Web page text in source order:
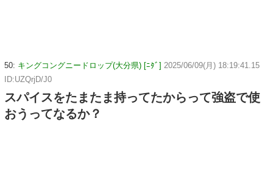
50: キングコングニードロップ(大分県) [ﾆﾀﾞ] 2025/06/09(月) 18:19:41.15
ID:UZQrjD/J0
スパイスをたまたま持ってたからって強盗で使
おうってなるか？